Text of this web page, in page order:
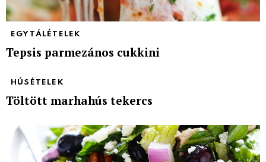
EGYTÁLÉTELEK
Tepsis parmezános cukkini
HÚSÉTELEK
Töltött marhahús tekercs